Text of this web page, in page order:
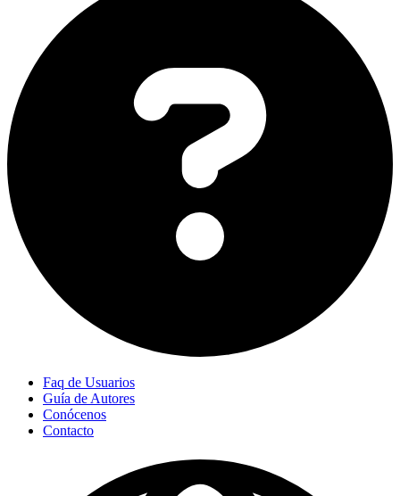
Faq de Usuarios
Guía de Autores
Conócenos
Contacto